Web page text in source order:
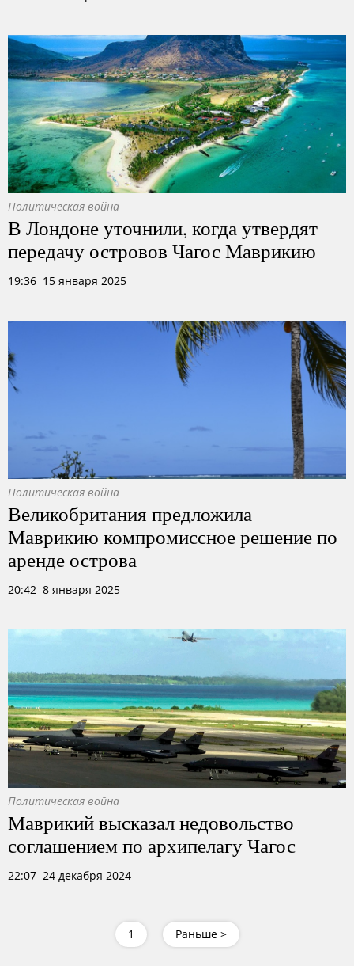
Политическая война
В Лондоне уточнили, когда утвердят
передачу островов Чагос Маврикию
19:36 15 января 2025
Политическая война
Великобритания предложила
Маврикию компромиссное решение по
аренде острова
20:42 8 января 2025
Политическая война
Маврикий высказал недовольство
соглашением по архипелагу Чагос
22:07 24 декабря 2024
1 Раньше >